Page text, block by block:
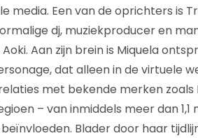
media. Een van de oprichters is
dj, muziekproducer en
Aan zijn brein is Miquela
dat alleen in de virtuele
met bekende merken zoals
– van inmiddels meer dan
beïnvloeden. Blader door haar